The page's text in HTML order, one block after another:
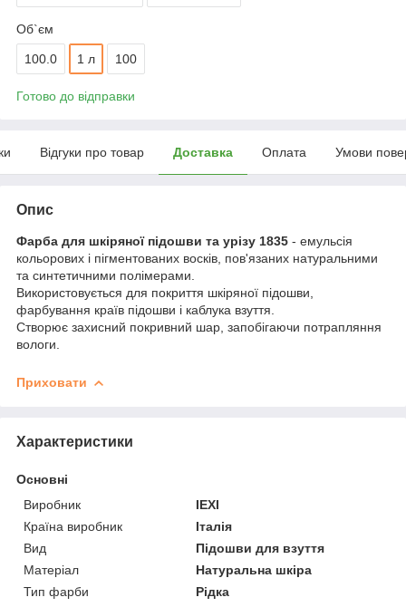
Об`єм
100.0 1 л 100
Готово до відправки
Відгуки про товар Доставка Оплата Умови
Опис
Фарба для шкіряної підошви та урізу 1835 - емульсія
кольорових і пігментованих восків, пов'язаних натуральними
та синтетичними полімерами.
Використовується для покриття шкіряної підошви,
фарбування країв підошви і каблука взуття.
Створює захисний покривний шар, запобігаючи потрапляння
вологи.
Приховати
Характеристики
Основні
Виробник
IEXI
Країна виробник
Італія
Вид
Підошви для взуття
Матеріал
Натуральна шкіра
Тип фарби
Рідка